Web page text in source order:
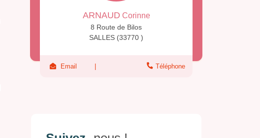
ARNAUD Corinne
8 Route de Bilos
SALLES (33770 )
Email Téléphone